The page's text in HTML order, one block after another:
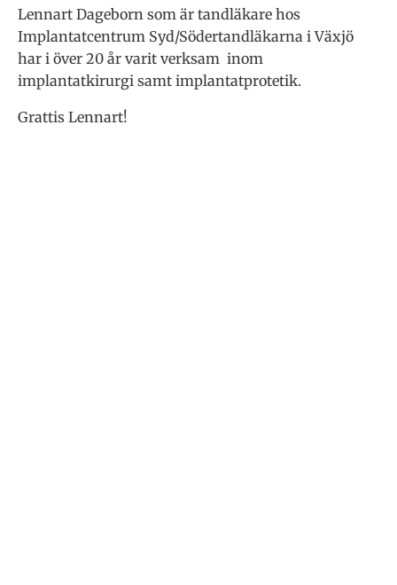
Lennart Dageborn som är tandläkare hos
Implantatcentrum Syd/Södertandläkarna i Växjö
har i över 20 år varit verksam inom
implantatkirurgi samt implantatprotetik.
Grattis Lennart!